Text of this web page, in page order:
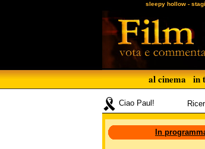
sleepy hollow -
al cinema in
Ciao Paul!
In